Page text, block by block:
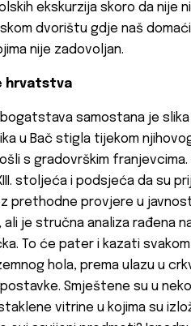
ekskurzija skoro da nije
dvorištu gdje naš
nije zadovoljan.
hrvatstva
samostana je
u Bač stigla tijekom
s gradovrškim
stoljeća i podsjeća da su
prethodne provjere u
je stručna analiza rađena
To će pater i kazati
hola, prema ulazu u
Smještene su u
vitrine u kojima su